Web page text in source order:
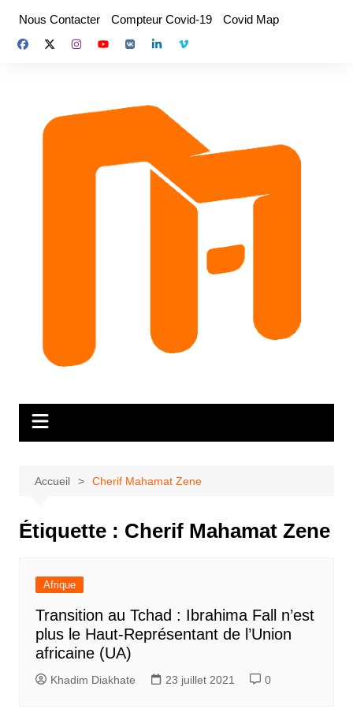
contenu
Nous Contacter Compteur Covid-19 Covid Map
Accueil Cherif Mahamat Zene
Étiquette : Cherif Mahamat Zene
Afrique
Transition au Tchad : Ibrahima Fall n’est
plus le Haut-Représentant de l’Union
africaine (UA)
Khadim Diakhate 23 juillet 2021 0